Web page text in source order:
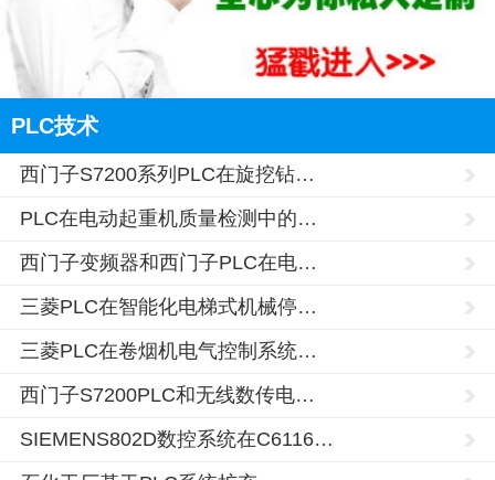
PLC技术
西门子S7200系列PLC在旋挖钻…
PLC在电动起重机质量检测中的…
西门子变频器和西门子PLC在电…
三菱PLC在智能化电梯式机械停…
三菱PLC在卷烟机电气控制系统…
西门子S7200PLC和无线数传电…
SIEMENS802D数控系统在C6116…